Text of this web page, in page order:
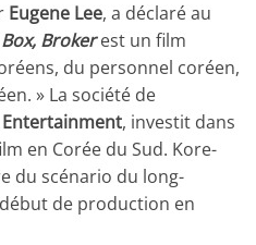
Eugene Lee, a déclaré au
Brokerest un film
du personnel coréen,
» La société de
Entertainment, investit dans
en Corée du Sud. Kore-
du scénario du long-
de production en